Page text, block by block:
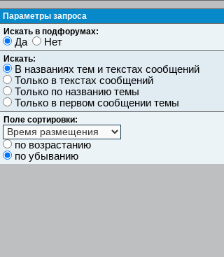
Параметры запроса
Искать в подфорумах:
Да Нет
Искать:
В названиях тем и текстах сообщений
Только в текстах сообщений
Только по названию темы
Только в первом сообщении темы
Поле сортировки:
по возрастанию
по убыванию